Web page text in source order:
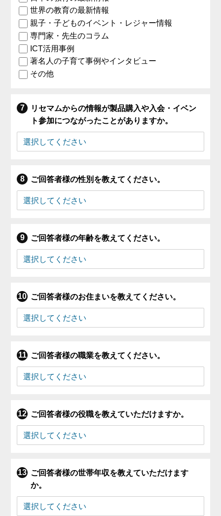
世界の教育の最新情報
親子・子どものイベント・レジャー情報
専門家・先生のコラム
ICT活用事例
著名人の子育て事例やインタビュー
その他
リセマムからの情報が製品購入や入会・イベン
ト参加につながったことがありますか。
ご回答者様の性別を教えてください。
ご回答者様の年齢を教えてください。
ご回答者様のお住まいを教えてください。
ご回答者様の職業を教えてください。
ご回答者様の役職を教えていただけますか。
ご回答者様の世帯年収を教えていただけます
か。